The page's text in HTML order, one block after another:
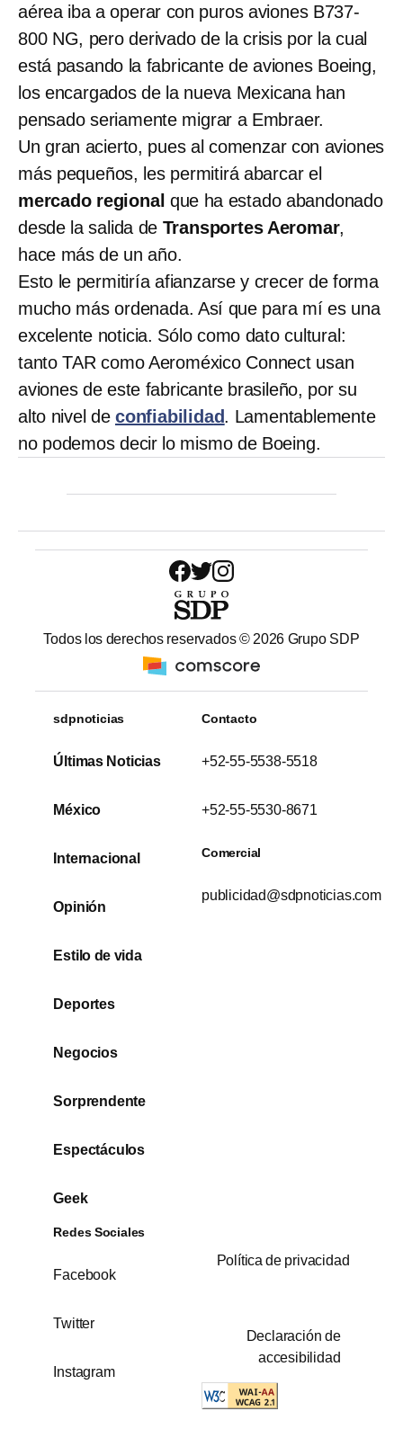
aérea iba a operar con puros aviones B737-
800 NG, pero derivado de la crisis por la cual
está pasando la fabricante de aviones Boeing,
los encargados de la nueva Mexicana han
pensado seriamente migrar a Embraer.
Un gran acierto, pues al comenzar con aviones
más pequeños, les permitirá abarcar el
mercado regional que ha estado abandonado
desde la salida de Transportes Aeromar,
hace más de un año.
Esto le permitiría afianzarse y crecer de forma
mucho más ordenada. Así que para mí es una
excelente noticia. Sólo como dato cultural:
tanto TAR como Aeroméxico Connect usan
aviones de este fabricante brasileño, por su
alto nivel deconfiabilidad. Lamentablemente
no podemos decir lo mismo de Boeing.
Todos los derechos reservados © 2026 Grupo SDP
sdpnoticias
Últimas Noticias
México
Internacional
Opinión
Estilo de vida
Deportes
Negocios
Sorprendente
Espectáculos
Geek
Contacto
+52-55-5538-5518
+52-55-5530-8671
Comercial
publicidad@sdpnoticias.com
Redes Sociales
Facebook
Twitter
Instagram
Política de privacidad
Declaración de
accesibilidad